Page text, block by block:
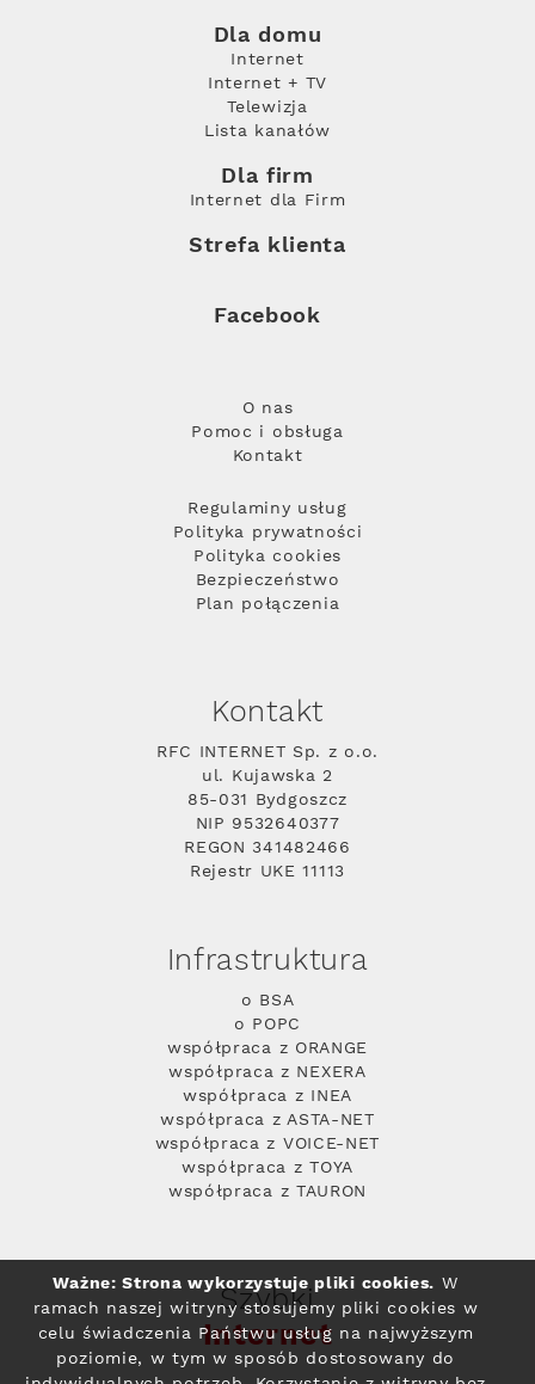
Dla domu
Internet
Internet + TV
Telewizja
Lista kanałów
Dla firm
Internet dla Firm
Strefa klienta
Facebook
O nas
Pomoc i obsługa
Kontakt
Regulaminy usług
Polityka prywatności
Polityka cookies
Bezpieczeństwo
Plan połączenia
Kontakt
RFC INTERNET Sp. z o.o.
ul. Kujawska 2
85-031 Bydgoszcz
NIP 9532640377
REGON 341482466
Rejestr UKE 11113
Infrastruktura
o BSA
o POPC
współpraca z ORANGE
współpraca z NEXERA
współpraca z INEA
współpraca z ASTA-NET
współpraca z VOICE-NET
współpraca z TOYA
współpraca z TAURON
Szybki
Internet
Ważne: Strona wykorzystuje pliki cookies. W
ramach naszej witryny stosujemy pliki cookies w
celu świadczenia Państwu usług na najwyższym
poziomie, w tym w sposób dostosowany do